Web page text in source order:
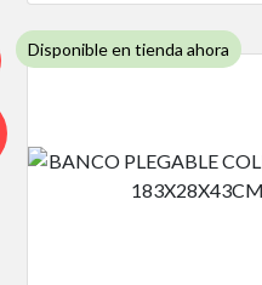
Disponible en tienda ahora